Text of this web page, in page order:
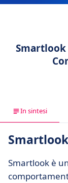
Smartlook
In sintesi
Smartlook è